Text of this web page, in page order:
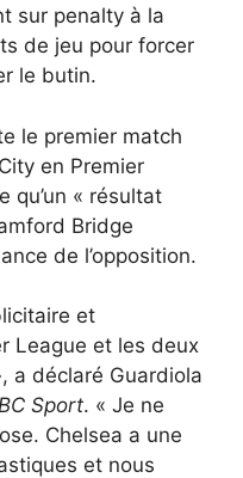
sur penalty à la
de jeu pour forcer
le butin.
le premier match
en Premier
qu’un « résultat
Bridge
de l’opposition.
et
League et les deux
a déclaré Guardiola
Sport. « Je ne
Chelsea a une
et nous